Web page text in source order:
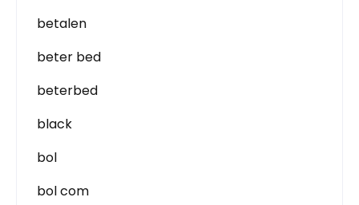
betalen
beter bed
beterbed
black
bol
bol com